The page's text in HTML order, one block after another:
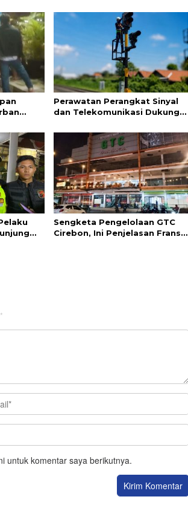
Perawatan Perangkat Sinyal
dan Telekomunikasi Dukung
Sengketa Pengelolaan GTC
Cirebon, Ini Penjelasan Frans
*
untuk komentar saya berikutnya.